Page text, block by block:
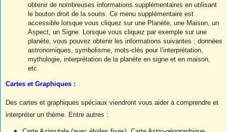
obtenir de nombreuses informations supplémentaires en utilisant
le bouton droit de la souris. Ce menu supplémentaire est
accessible lorsque vous cliquez sur une Planète, une Maison, un
Aspect, un Signe. Lorsque vous cliquez par exemple sur une
planète, vous pouvez obtenir les informations suivantes : données
astronomiques, symbolisme, mots-clés pour l’interprétation,
mythologie, interprétation de la planète en signe et en maison,
etc.
Cartes et Graphiques :
Des cartes et graphiques spéciaux viendront vous aider à comprendre et
interpréter un thème. Entre autres :